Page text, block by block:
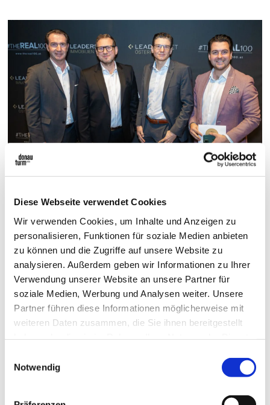
Diese Webseite verwendet Cookies
Wir verwenden Cookies, um Inhalte und Anzeigen zu
personalisieren, Funktionen für soziale Medien anbieten
zu können und die Zugriffe auf unsere Website zu
analysieren. Außerdem geben wir Informationen zu Ihrer
Verwendung unserer Website an unsere Partner für
soziale Medien, Werbung und Analysen weiter. Unsere
Partner führen diese Informationen möglicherweise mit
weiteren Daten zusammen, die Sie ihnen bereitgestellt
Notwendig
Gastgeber eine zentrale Rolle: Die Teilnehmer hatten die einmalige
Gelegenheit, die höchste Rutsche Europas zu testen, was die innovative
und zukunftsorientierte Ausrichtung des Events unterstrich.
Friedrich Csörgits , der Gründer der Eventserie, und Christian Zsovinecz,
Geschäftsführer von LEADERSNET, hoben hervor, wie #TheREAL100 die
Immobilienbranche nicht nur informiert und inspiriert, sondern auch
effektiv vernetzt. Die Teilnehmerliste umfasste zahlreiche namhafte
Vertreter aus verschiedenen Segmenten der Immobilienwirtschaft, die die
auszutauschen.
Abschließend bestätigte das Event einmal mehr seinen Status als ein